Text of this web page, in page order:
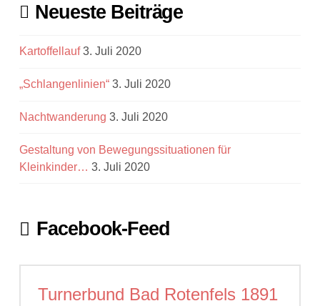
Neueste Beiträge
Kartoffellauf 3. Juli 2020
„Schlangenlinien“ 3. Juli 2020
Nachtwanderung 3. Juli 2020
Gestaltung von Bewegungssituationen für
Kleinkinder… 3. Juli 2020
Facebook-Feed
Turnerbund Bad Rotenfels 1891